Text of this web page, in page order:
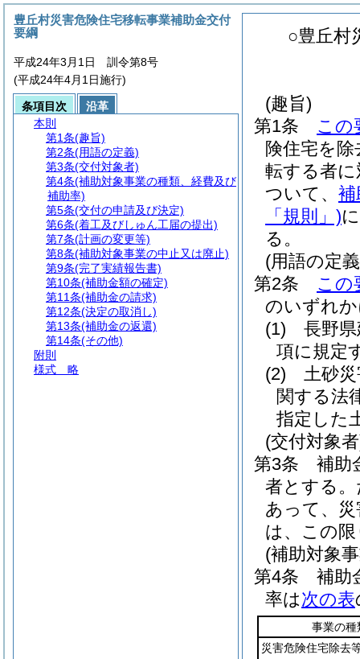
○豊丘村
(趣旨)
第1条
この
険住宅を
転する者
ついて、 補
「規則」)
る。
(用語の定
第2条
この
のいずれ
(1)
長野
項に規定
(2)
土砂
関する法
指定した
(交付対象
第3条
補助
者とする。
あって、
は、この
(補助対象
第4条
補助
率は次の表
事業の種
災害危険住宅除去
豊丘村災害危険住宅移転事業補助金交付
要綱
平成24年3月1日 訓令第8号
(平成24年4月1日施行)
条項目次
沿革
本則
第1条(趣旨)
第2条(用語の定義)
第3条(交付対象者)
第4条(補助対象事業の種類、経費及び
補助率)
第5条(交付の申請及び決定)
第6条(着工及びしゅん工届の提出)
第7条(計画の変更等)
第8条(補助対象事業の中止又は廃止)
第9条(完了実績報告書)
第10条(補助金額の確定)
第11条(補助金の請求)
第12条(決定の取消し)
第13条(補助金の返還)
第14条(その他)
附則
様式 略